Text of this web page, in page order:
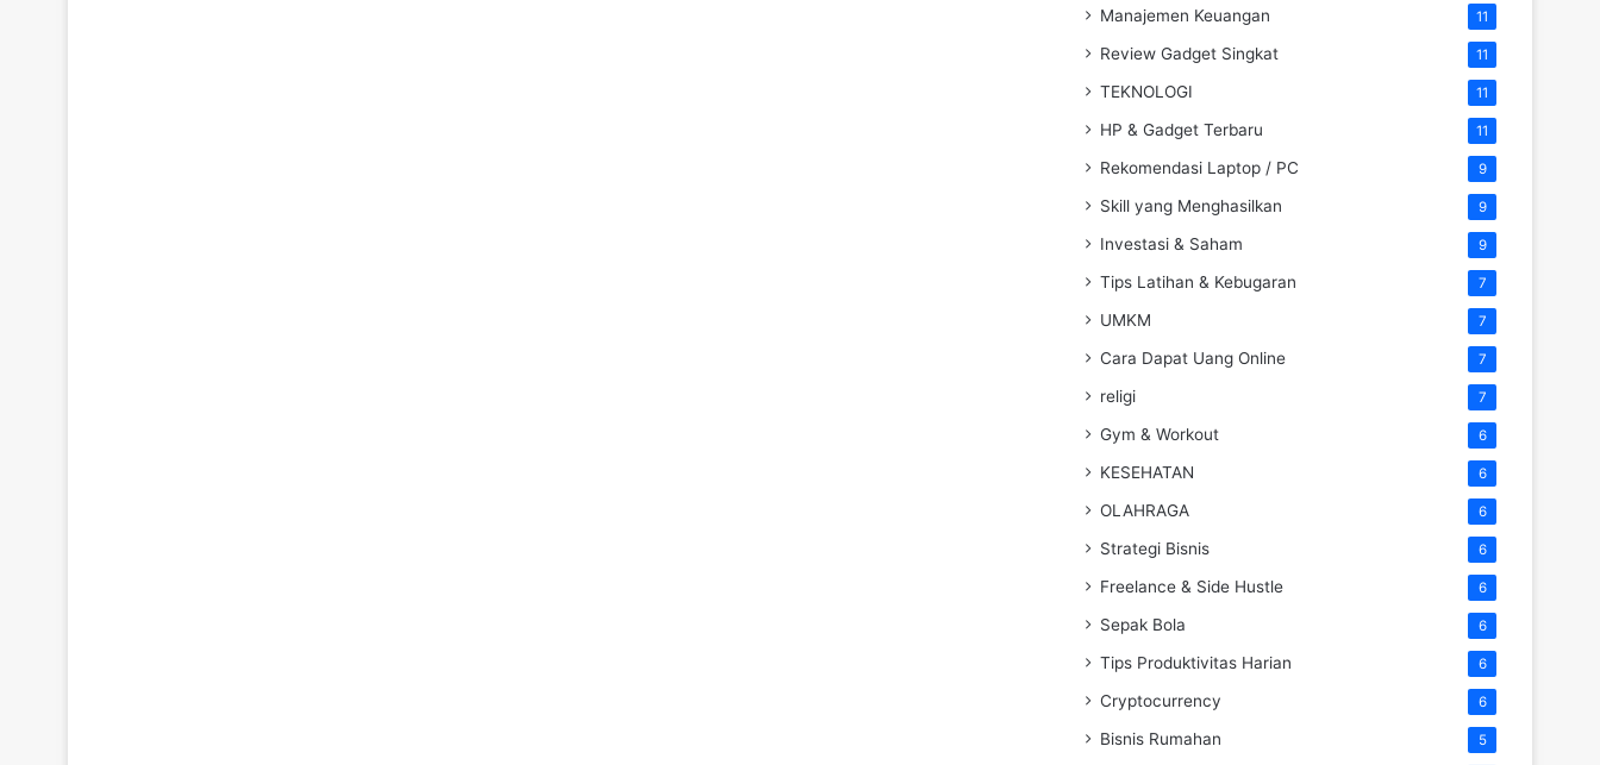
Manajemen Keuangan 11
Review Gadget Singkat 11
TEKNOLOGI 11
HP & Gadget Terbaru 11
Rekomendasi Laptop / PC 9
Skill yang Menghasilkan 9
Investasi & Saham 9
Tips Latihan & Kebugaran 7
UMKM 7
Cara Dapat Uang Online 7
religi 7
Gym & Workout 6
KESEHATAN 6
OLAHRAGA 6
Strategi Bisnis 6
Freelance & Side Hustle 6
Sepak Bola 6
Tips Produktivitas Harian 6
Cryptocurrency 6
Bisnis Rumahan 5